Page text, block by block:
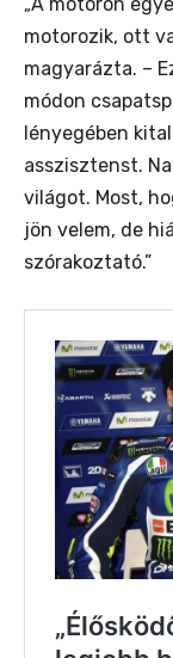
„
motorozik, ott
magyarázta. –
módon
lényegében
asszisztenst.
világot. Most,
jön velem, de
szórakoztató.”